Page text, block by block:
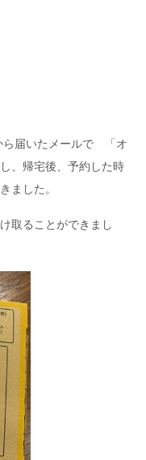
ら届いたメールで 「オ
、帰宅後、予約した時
ました。
取ることができまし